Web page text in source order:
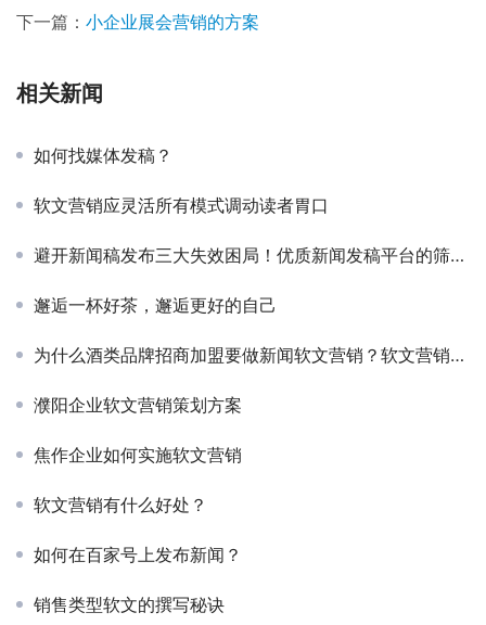
下一篇： 小企业展会营销的方案
相关新闻
如何找媒体发稿？
软文营销应灵活所有模式调动读者胃口
避开新闻稿发布三大失效困局！优质新闻发稿平台的筛选逻辑与逆传播实战解法
邂逅一杯好茶，邂逅更好的自己
为什么酒类品牌招商加盟要做新闻软文营销？软文营销优势解析
濮阳企业软文营销策划方案
焦作企业如何实施软文营销
软文营销有什么好处？
如何在百家号上发布新闻？
销售类型软文的撰写秘诀